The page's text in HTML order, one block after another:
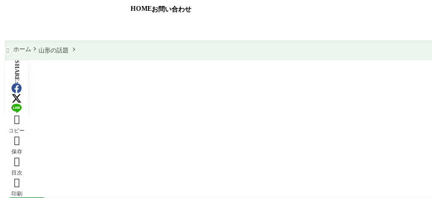
HOMEお問い合わせ
 ホーム 山形の話題
SHARE:

コピー

保存

目次

印刷